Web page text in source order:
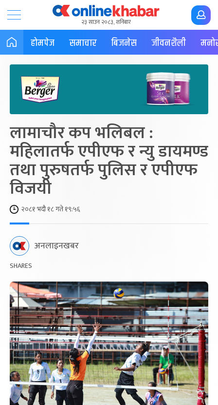
२३ साउन २०८३, शनिबार
होमपेज समाचार बिजनेस जीवनशैली
लामाचौर कप भलिबल :
महिलातर्फ एपीएफ र न्यु डायमण्ड
तथा पुरुषतर्फ पुलिस र एपीएफ
विजयी
२०८१ भदौ १८ गते १९:५६
अनलाइनखबर
SHARES